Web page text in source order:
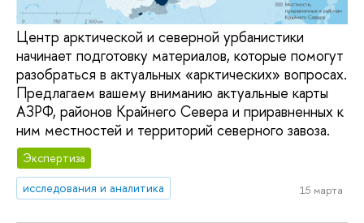
Центр арктической и северной урбанистики
начинает подготовку материалов, которые помогут
разобраться в актуальных «арктических» вопросах.
Предлагаем вашему вниманию актуальные карты
АЗРФ, районов Крайнего Севера и приравненных к
ним местностей и территорий северного завоза.
Экспертиза
исследования и аналитика
15 марта